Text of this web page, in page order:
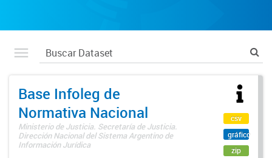
Base Infoleg de
Normativa Nacional
Ministerio de Justicia. Secretaría de Justicia.
Dirección Nacional del Sistema Argentino de
Información Jurídica
csv
gráfico
zip